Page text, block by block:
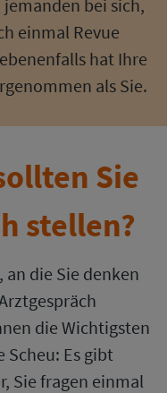
bei sich,
einmal Revue
hat Ihre
als Sie.
Sie
stellen?
an die Sie denken
die Wichtigsten
Es gibt
Sie fragen einmal